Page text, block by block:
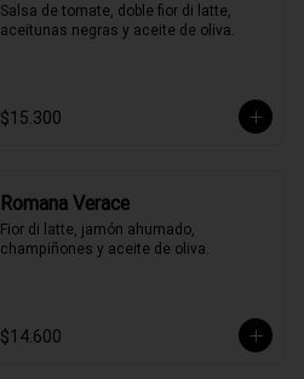
Salsa de tomate, doble fior di latte,
aceitunas negras y aceite de oliva.
$15.300
Romana Verace
Fior di latte, jamón ahumado,
champiñones y aceite de oliva.
$14.600